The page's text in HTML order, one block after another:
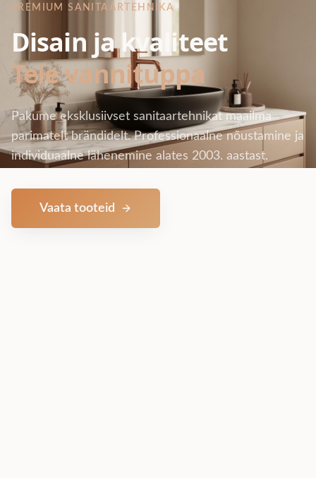
PREMIUM SANITAARTEHNIKA
Disain ja kvaliteet
Teie vannituppa
Pakume eksklusiivset sanitaartehnikat maailma
parimatelt brändidelt. Professionaalne nõustamine ja
individuaalne lähenemine alates 2003. aastast.
Vaata tooteid